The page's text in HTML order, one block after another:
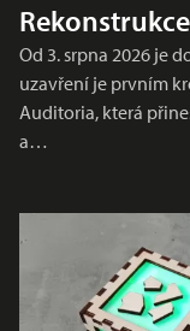
Od 3. srpna 2026 je
uzavření je prvním
Auditoria, která
a…